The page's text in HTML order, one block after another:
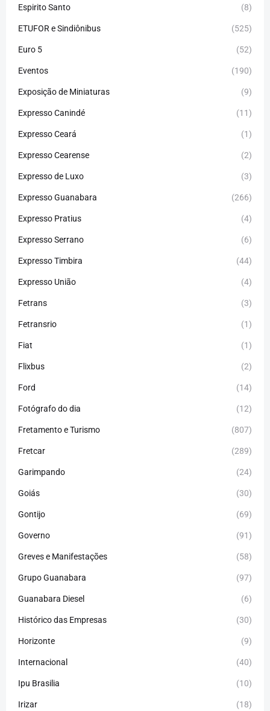
Espirito Santo (8)
ETUFOR e Sindiônibus (525)
Euro 5 (52)
Eventos (190)
Exposição de Miniaturas (9)
Expresso Canindé (11)
Expresso Ceará (1)
Expresso Cearense (2)
Expresso de Luxo (3)
Expresso Guanabara (266)
Expresso Pratius (4)
Expresso Serrano (6)
Expresso Timbira (44)
Expresso União (4)
Fetrans (3)
Fetransrio (1)
Fiat (1)
Flixbus (2)
Ford (14)
Fotógrafo do dia (12)
Fretamento e Turismo (807)
Fretcar (289)
Garimpando (24)
Goiás (30)
Gontijo (69)
Governo (91)
Greves e Manifestações (58)
Grupo Guanabara (97)
Guanabara Diesel (6)
Histórico das Empresas (30)
Horizonte (9)
Internacional (40)
Ipu Brasilia (10)
Irizar (18)